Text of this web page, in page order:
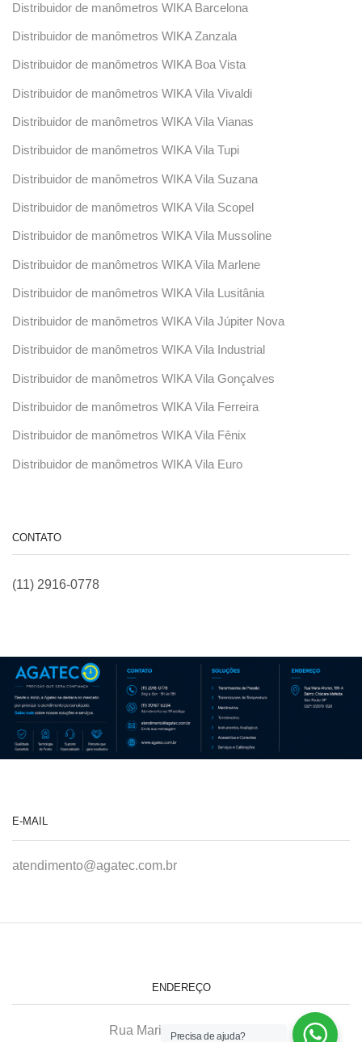
Distribuidor de manômetros WIKA Barcelona
Distribuidor de manômetros WIKA Zanzala
Distribuidor de manômetros WIKA Boa Vista
Distribuidor de manômetros WIKA Vila Vivaldi
Distribuidor de manômetros WIKA Vila Vianas
Distribuidor de manômetros WIKA Vila Tupi
Distribuidor de manômetros WIKA Vila Suzana
Distribuidor de manômetros WIKA Vila Scopel
Distribuidor de manômetros WIKA Vila Mussoline
Distribuidor de manômetros WIKA Vila Marlene
Distribuidor de manômetros WIKA Vila Lusitânia
Distribuidor de manômetros WIKA Vila Júpiter Nova
Distribuidor de manômetros WIKA Vila Industrial
Distribuidor de manômetros WIKA Vila Gonçalves
Distribuidor de manômetros WIKA Vila Ferreira
Distribuidor de manômetros WIKA Vila Fênix
Distribuidor de manômetros WIKA Vila Euro
CONTATO
(11) 2916-0778
E-MAIL
atendimento@agatec.com.br
ENDEREÇO
Rua Maria Afonso, 166-A
Precisa de ajuda?